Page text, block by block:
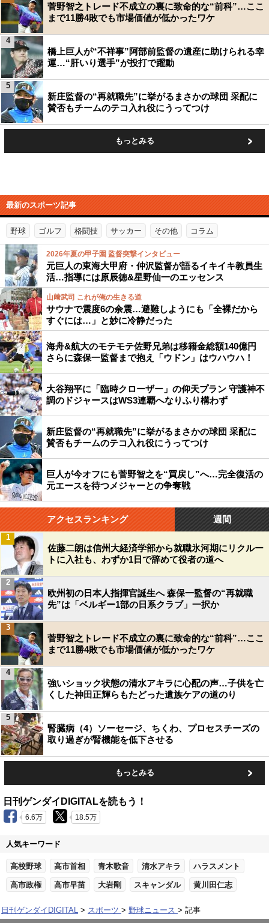
菅野智之トレード不成立の裏に致命的な“前科”…ここ
まで11勝4敗でも市場価値が低かったワケ
橋上巨人が“不祥事”阿部前監督の遺産に助けられる幸
運…“肝いり選手”が投打で躍動
4
新庄監督の“再就職先”に挙がるまさかの球団 采配に
賛否もチームのテコ入れ役にうってつけ
5
もっとみる
最新のスポーツ記事
野球 ゴルフ 格闘技 サッカー その他 コラム
2026年夏の甲子園 監督突撃インタビュー
元巨人の東海大甲府・仲沢監督が語るイキイキ教員生
活…指導には原辰徳&星野仙一のエッセンス
山﨑武司 これが俺の生きる道
サウナで震度6の余震…避難しようにも「全裸だから
すぐには…」と妙に冷静だった
海舟&航大のモテモテ佐野兄弟は移籍金総額140億円
さらに森保一監督まで抱え「ウドン」はウハウハ！
大谷翔平に「臨時クローザー」の仰天プラン 守護神不
調のドジャースはWS3連覇へなりふり構わず
新庄監督の“再就職先”に挙がるまさかの球団 采配に
賛否もチームのテコ入れ役にうってつけ
巨人が今オフにも菅野智之を“買戻し”へ…完全復活の
元エースを待つメジャーとの争奪戦
アクセスランキング 週間
佐藤二朗は信州大経済学部から就職氷河期にリクルー
トに入社も、わずか1日で辞めて役者の道へ
1
欧州初の日本人指揮官誕生へ 森保一監督の“再就職
先”は「ベルギー1部の日系クラブ」一択か
2
菅野智之トレード不成立の裏に致命的な“前科”…ここ
まで11勝4敗でも市場価値が低かったワケ
3
強いショック状態の清水アキラに心配の声…子供を亡
くした神田正輝らもたどった遺族ケアの道のり
4
腎臓病（4）ソーセージ、ちくわ、プロセスチーズの
取り過ぎが腎機能を低下させる
5
もっとみる
日刊ゲンダイDIGITALを読もう！
6.6万 18.5万
人気キーワード
高校野球 高市首相 青木歌音 清水アキラ ハラスメント
高市政権 高市早苗 大岩剛 スキャンダル 黄川田仁志
日刊ゲンダイDIGITAL スポーツ 野球ニュース 記事